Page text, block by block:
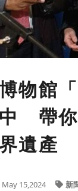
物館
帶
遺產
May 15,2024 新